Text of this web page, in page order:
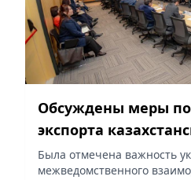
Обсуждены меры
экспорта
агропромышленной
Была отмечена важность
межведомственного